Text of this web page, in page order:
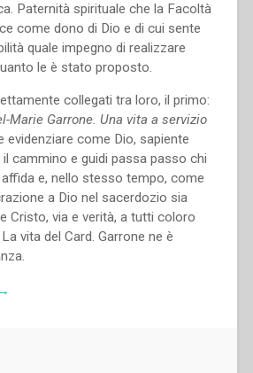
Paternità spirituale che la Facoltà
come dono di Dio e di cui sente
quale impegno di realizzare
le è stato proposto.
collegati tra loro, il primo:
Marie Garrone. Una vita a servizio
evidenziare come Dio, sapiente
cammino e guidi passa passo chi
e, nello stesso tempo, come
a Dio nel sacerdozio sia
Cristo, via e verità, a tutti coloro
vita del Card. Garrone ne è
“Ernestina
→